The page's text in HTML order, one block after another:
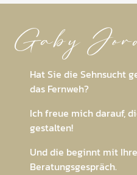
Gaby
Hat Sie die Sehnsucht
das Fernweh?
Ich freue mich darauf,
gestalten!
Und die beginnt mit
Beratungsgespräch.